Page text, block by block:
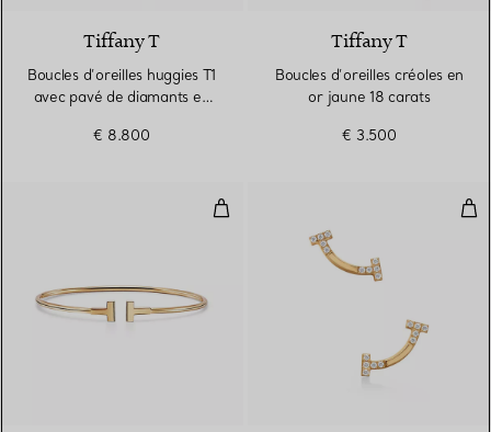
Tiffany T
Boucles d’oreilles huggies T1
avec pavé de diamants en
18 carats
€ 8.800
Tiffany T
Boucles d’oreilles créoles en
or jaune 18 carats
€ 3.500
Bracelet étroit Wire en or jaune